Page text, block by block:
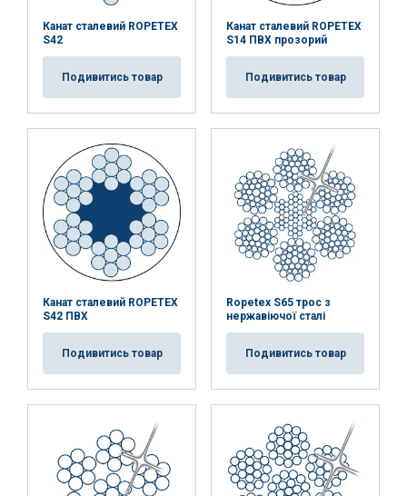
Канат сталевий ROPETEX
S42
Подивитись товар
Канат сталевий ROPETEX
S14 ПВХ прозорий
Подивитись товар
Канат сталевий ROPETEX
S42 ПВХ
Подивитись товар
Ropetex S65 трос з
нержавіючої сталі
Подивитись товар